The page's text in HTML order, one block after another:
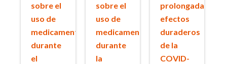
sobre el
uso de
medicamentos
durante
el
sobre el
uso de
medicamentos
durante
la
prolongada:
efectos
duraderos
de la
COVID-